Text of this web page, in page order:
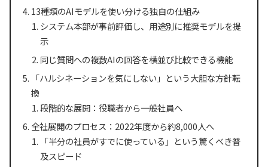
13種類のAIモデルを使い分ける独自の仕組み
システム本部が事前評価し、用途別に推奨モデルを提
示
同じ質問への複数AIの回答を横並び比較できる機能
「ハルシネーションを気にしない」という大胆な方針転
換
段階的な展開：役職者から一般社員へ
全社展開のプロセス：2022年度から約8,000人へ
「半分の社員がすでに使っている」という驚くべき普
及スピード